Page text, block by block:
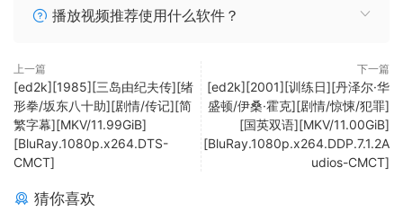
播放视频推荐使用什么软件？
上一篇
[ed2k][1985][三岛由纪夫传][绪
形拳/坂东八十助][剧情/传记][简
繁字幕][MKV/11.99GiB]
[BluRay.1080p.x264.DTS-
CMCT]
下一篇
[ed2k][2001][训练日][丹泽尔·华
盛顿/伊桑·霍克][剧情/惊悚/犯罪]
[国英双语][MKV/11.00GiB]
[BluRay.1080p.x264.DDP.7.1.2A
udios-CMCT]
猜你喜欢